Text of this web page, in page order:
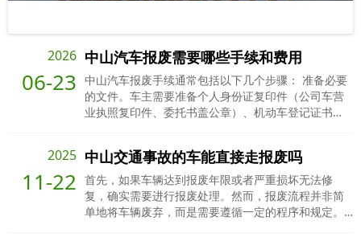
2026
06-23
中山汽车报废需要哪些手续和费用
中山汽车报废手续通常包括以下几个步骤： 准备必要
的文件。车主需要准备个人身份证复印件（公司车营
业执照复印件、委托书盖公章）、机动车登记证书
车，当场结算报废车款 平台将车辆拖至报废公司拆解
报废公司拆解上传公安系统审核 出具报废回收证明、
注销证明 邮寄或发电子档给车主 报废完成
2025
11-22
中山交通事故的车能直接走报废吗
首先，如果车辆达到报废年限或者严重损坏无法修
复，确实需要进行报废处理。然而，报废流程并非简
单地将车辆废弃，而是需要遵循一定的程序和规定。